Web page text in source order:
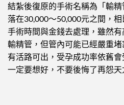
結紮後復原的手術名稱為「輸
落在30,000～50,000元之間，
手術時間與金錢去處理，雖然
輸精管，但管內可能已經嚴重
有活路可出，受孕成功率依舊
一定要想好，不要後悔了再怨天